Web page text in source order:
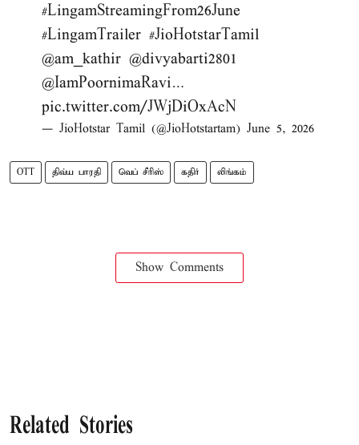
#LingamStreamingFrom26June
#LingamTrailer #JioHotstarTamil
@am_kathir @divyabarti2801
@IamPoornimaRavi…
pic.twitter.com/JWjDiOxAcN
— JioHotstar Tamil (@JioHotstartam) June 5, 2026
OTT திவ்ய பாரதி வெப் சீரிஸ் கதிர் லிங்கம்
Show Comments
Related Stories